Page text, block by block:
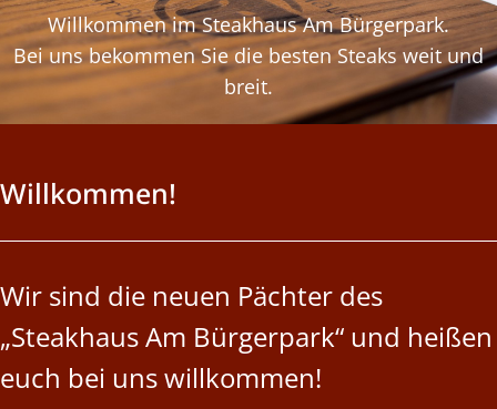
Willkommen im Steakhaus Am Bürgerpark.
Bei uns bekommen Sie die besten Steaks weit und
breit.
Willkommen!
Wir sind die neuen Pächter des
„Steakhaus Am Bürgerpark“ und heißen
euch bei uns willkommen!